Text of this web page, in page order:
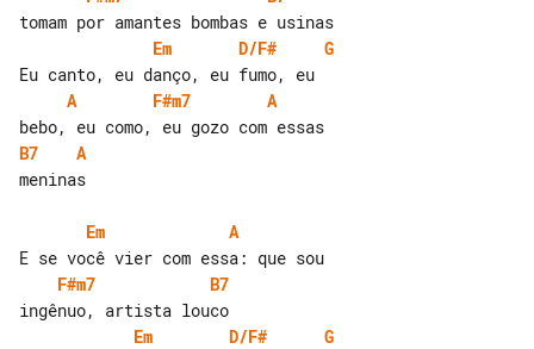
Em
D/F#
G
A
F#m7
A
B7
A
meninas
Em
A
F#m7
B7
Em
D/F#
G